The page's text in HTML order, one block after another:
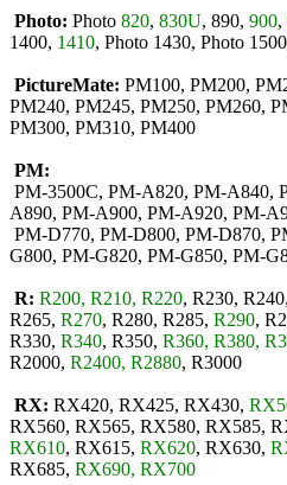
Photo: Photo 820, 830U, 890, 900,
1400, 1410, Photo 1430, Photo
PictureMate: PM100, PM200,
PM240, PM245, PM250, PM260,
PM300, PM310, PM400
PM:
PM-3500C, PM-A820, PM-A840,
A890, PM-A900, PM-A920, PM-
PM-D770, PM-D800, PM-D870,
G800, PM-G820, PM-G850, PM-
R: R200, R210, R220, R230,
R265, R270, R280, R285, R290,
R330, R340, R350, R360, R380,
R2000, R2400, R2880, R3000
RX: RX420, RX425, RX430,
RX560, RX565, RX580, RX585,
RX610, RX615, RX620, RX630,
RX685, RX690, RX700